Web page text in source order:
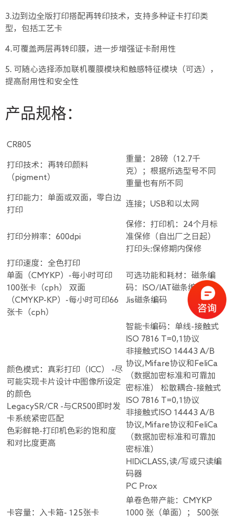
3.边到边全版打印搭配再转印技术，支持多种证卡打印类
型，包括工艺卡
4.可覆盖两层再转印膜，进一步增强证卡耐用性
5. 可随心选择添加联机覆膜模块和触感特征模块（可选），
提高耐用性和安全性
产品规格：
CR805
打印技术：再转印颜料
（pigment）
重量：28磅（12.7千
克）；根据所选型号不同
重量也有所不同
打印能力：单面或双面，零白边
打印
连接；USB和以太网
打印分辨率：600dpi
保修：打印机：24个月标
准保修（自出厂之日起）
打印头:保修期内保修
打印速度：全色打印
单面（CMYKP）-每小时可印
100张卡（cph） 双面
（CMYKP-KP）-每小时可印66
张卡（cph）
可选功能和耗材：磁条编
码：ISO/IAT磁条编码
Jis磁条编码
颜色模式：真彩打印（ICC） -尽
可能实现卡片设计中图像所设定
的颜色
LegacySR/CR -与CR500即时发
卡系统紧密匹配
色彩鲜艳-打印机色彩的饱和度
和对比度更高
智能卡编码：单线-接触式
ISO 7816 T=0,1协议
非接触式ISO 14443 A/B
协议,Mifare协议和FeliCa
（数据加密标准和可靠加
密标准） 松散耦合-接触式
ISO 7816 T=0,1协议
非接触式ISO 14443 A/B
协议,Mifare协议和FeliCa
（数据加密标准和可靠加
密标准）
HIDiCLASS,读/写或只读编
码器
PC Prox
卡容量：入卡箱- 125张卡
单卷色带产能：CMYKP
1000 张（单面）； 500张